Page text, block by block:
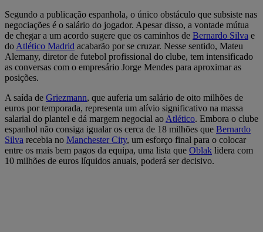
Segundo a publicação espanhola, o único obstáculo que subsiste nas
negociações é o salário do jogador. Apesar disso, a vontade mútua
de chegar a um acordo sugere que os caminhos de Bernardo Silva e
do Atlético Madrid acabarão por se cruzar. Nesse sentido, Mateu
Alemany, diretor de futebol profissional do clube, tem intensificado
as conversas com o empresário Jorge Mendes para aproximar as
posições.
A saída de Griezmann, que auferia um salário de oito milhões de
euros por temporada, representa um alívio significativo na massa
salarial do plantel e dá margem negocial ao Atlético. Embora o clube
espanhol não consiga igualar os cerca de 18 milhões que Bernardo
Silva recebia no Manchester City, um esforço final para o colocar
entre os mais bem pagos da equipa, uma lista que Oblak lidera com
10 milhões de euros líquidos anuais, poderá ser decisivo.